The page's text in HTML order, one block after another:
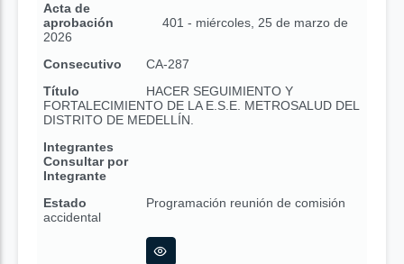
Acta de
aprobación
401 - miércoles, 25 de marzo de
2026
Consecutivo
CA-287
Título
HACER SEGUIMIENTO Y
FORTALECIMIENTO DE LA E.S.E. METROSALUD DEL
DISTRITO DE MEDELLÍN.
Integrantes
Consultar por
Integrante
Estado
Programación reunión de comisión
accidental